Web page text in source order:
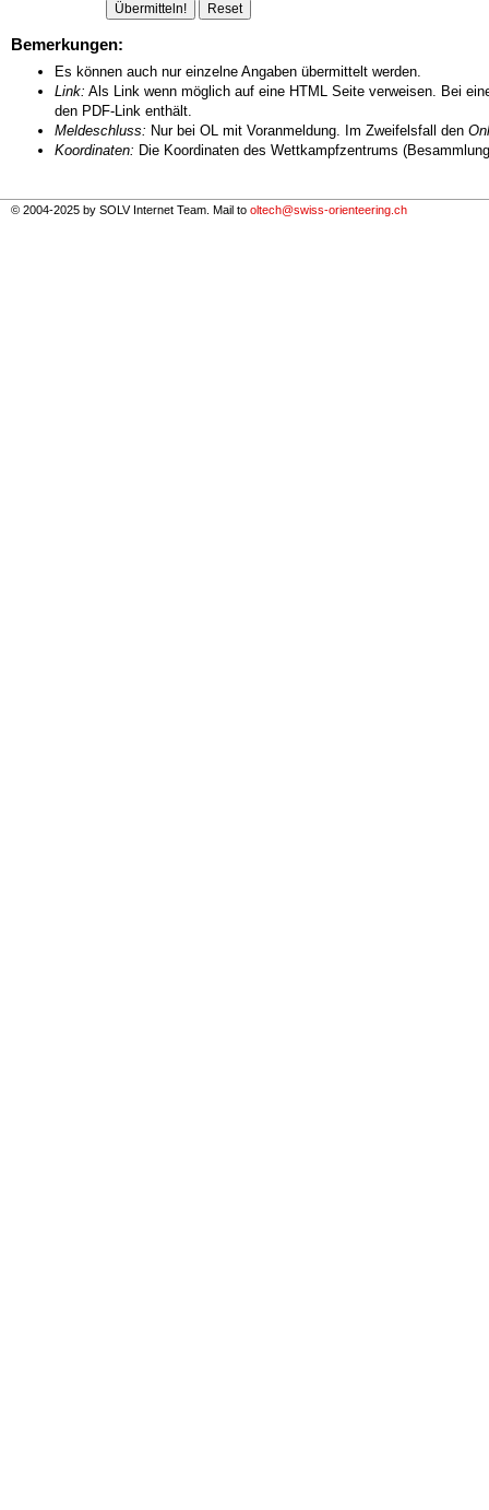
Bemerkungen:
Es können auch nur einzelne Angaben übermittelt werden.
Link: Als Link wenn möglich auf eine HTML Seite verweisen. Bei
den PDF-Link enthält.
Meldeschluss: Nur bei OL mit Voranmeldung. Im Zweifelsfall den
Koordinaten: Die Koordinaten des Wettkampfzentrums
© 2004-2025 by SOLV Internet Team. Mail to oltech@swiss-orienteering.ch